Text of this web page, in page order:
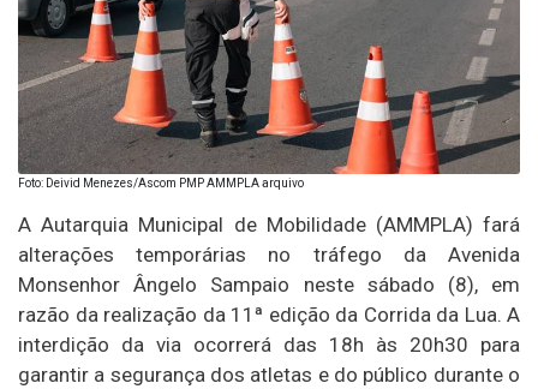
Foto: Deivid Menezes/Ascom PMP AMMPLA arquivo
A Autarquia Municipal de Mobilidade (AMMPLA) fará
alterações temporárias no tráfego da Avenida
Monsenhor Ângelo Sampaio neste sábado (8), em
razão da realização da 11ª edição da Corrida da Lua. A
interdição da via ocorrerá das 18h às 20h30 para
garantir a segurança dos atletas e do público durante o